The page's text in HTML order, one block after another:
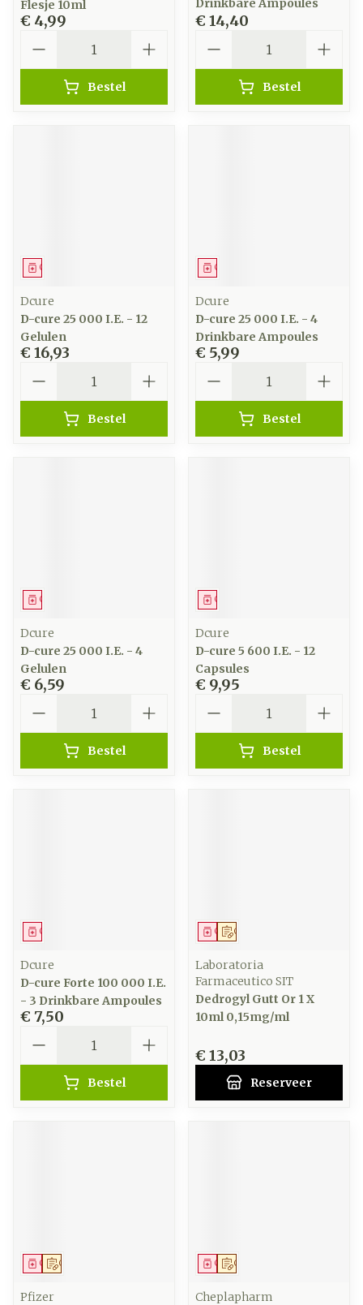
Flesje 10ml
€ 4,99
Bestel
Drinkbare Ampoules
€ 14,40
Bestel
Geneesmiddel
Dcure
D-cure 25 000 I.E. - 12
Gelulen
€ 16,93
Bestel
Geneesmiddel
Dcure
D-cure 25 000 I.E. - 4
Drinkbare Ampoules
€ 5,99
Bestel
Geneesmiddel
Dcure
D-cure 25 000 I.E. - 4
Gelulen
€ 6,59
Bestel
Geneesmiddel
Dcure
D-cure 5 600 I.E. - 12
Capsules
€ 9,95
Bestel
Geneesmiddel
Dcure
D-cure Forte 100 000 I.E.
- 3 Drinkbare Ampoules
€ 7,50
Bestel
Op voorschrift
Geneesmiddel
Laboratoria
Farmaceutico SIT
Dedrogyl Gutt Or 1 X
10ml 0,15mg/ml
€ 13,03
Reserveer
Op voorschrift
Geneesmiddel
Pfizer
Op voorschrift
Geneesmiddel
Cheplapharm